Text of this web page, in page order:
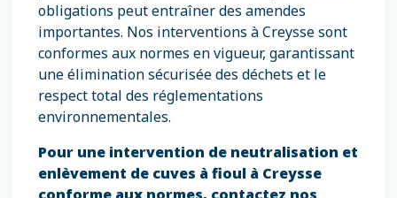
obligations peut entraîner des amendes
importantes. Nos interventions à Creysse sont
conformes aux normes en vigueur, garantissant
une élimination sécurisée des déchets et le
respect total des réglementations
environnementales.
Pour une intervention de neutralisation et
enlèvement de cuves à fioul à Creysse